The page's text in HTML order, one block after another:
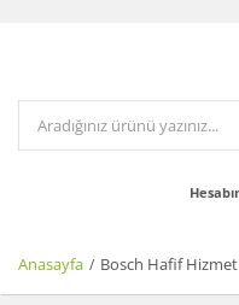
Anasayfa Bosch Hafif Hizmet